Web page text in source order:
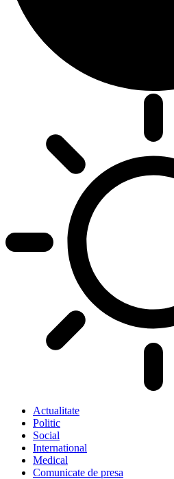
Actualitate
Politic
Social
International
Medical
Comunicate de presa